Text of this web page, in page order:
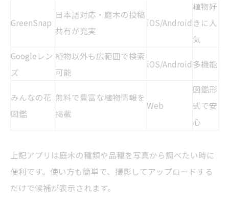
GreenSnap
日本語対応・庭木の投稿
共有が充実
iOS/Android
植物好
きに人
気
Googleレン
ズ
植物以外も広範囲で検索
可能
iOS/Android多機能
みんなの花
図鑑
無料で豊富な植物情報を
掲載
Web
図鑑形
式で安
心
上記アプリは庭木の種類や品種を写真から調べたい時に
便利です。使い方も簡単で、撮影してアップロードする
だけで候補が表示されます。